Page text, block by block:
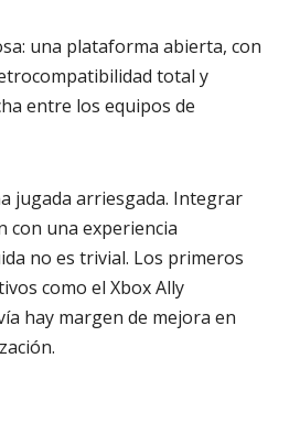
una plataforma abierta, con
total y
entre los equipos de
jugada arriesgada. Integrar
con una experiencia
no es trivial. Los primeros
como el Xbox Ally
hay margen de mejora en